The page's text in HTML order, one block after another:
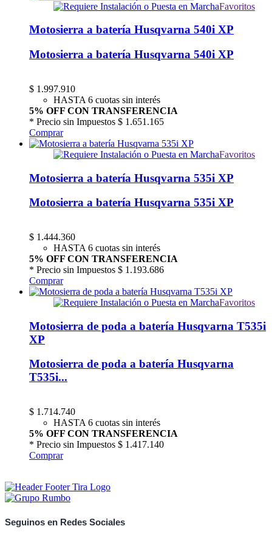
Favoritos
Motosierra a batería Husqvarna 540i XP
Motosierra a batería Husqvarna 540i XP
$ 1.997.910
HASTA 6 cuotas sin interés
5% OFF CON TRANSFERENCIA
* Precio sin Impuestos $ 1.651.165
Comprar
Favoritos
Motosierra a batería Husqvarna 535i XP
Motosierra a batería Husqvarna 535i XP
$ 1.444.360
HASTA 6 cuotas sin interés
5% OFF CON TRANSFERENCIA
* Precio sin Impuestos $ 1.193.686
Comprar
Favoritos
Motosierra de poda a batería Husqvarna T535i
XP
Motosierra de poda a batería Husqvarna
T535i...
$ 1.714.740
HASTA 6 cuotas sin interés
5% OFF CON TRANSFERENCIA
* Precio sin Impuestos $ 1.417.140
Comprar
Seguinos en Redes Sociales